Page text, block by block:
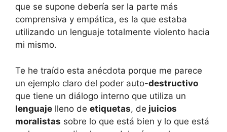
que se supone debería ser la parte más
comprensiva y empática, es la que estaba
utilizando un lenguaje totalmente violento hacia
mi mismo.
Te he traído esta anécdota porque me parece
un ejemplo claro del poder auto-destructivo
que tiene un diálogo interno que utiliza un
lenguaje lleno de etiquetas, de juicios
moralistas sobre lo que está bien y lo que está